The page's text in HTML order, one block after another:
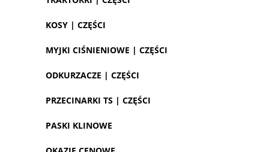
KOSY | CZĘŚCI
MYJKI CIŚNIENIOWE | CZĘŚCI
ODKURZACZE | CZĘŚCI
PRZECINARKI TS | CZĘŚCI
PASKI KLINOWE